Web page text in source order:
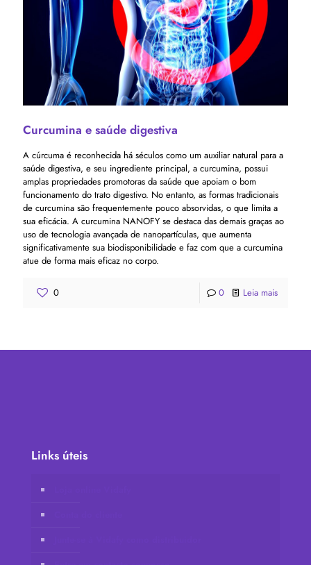
Curcumina e saúde digestiva
A cúrcuma é reconhecida há séculos como um auxiliar natural para a
saúde digestiva, e seu ingrediente principal, a curcumina, possui
amplas propriedades promotoras da saúde que apoiam o bom
funcionamento do trato digestivo. No entanto, as formas tradicionais
de curcumina são frequentemente pouco absorvidas, o que limita a
sua eficácia. A curcumina NANOFY se destaca das demais graças ao
uso de tecnologia avançada de nanopartículas, que aumenta
significativamente sua biodisponibilidade e faz com que a curcumina
atue de forma mais eficaz no corpo.
0 0 Leia mais
Links úteis